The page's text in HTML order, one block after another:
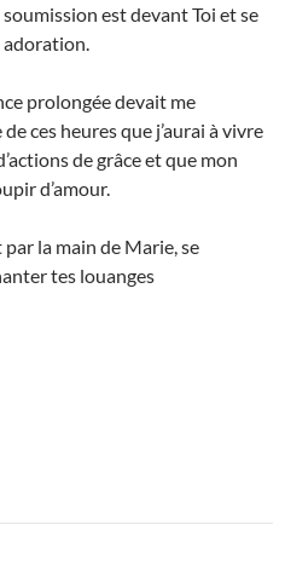
est devant Toi et se
prolongée devait me
ces heures que j’aurai à vivre
de grâce et que mon
d’amour.
la main de Marie, se
tes louanges